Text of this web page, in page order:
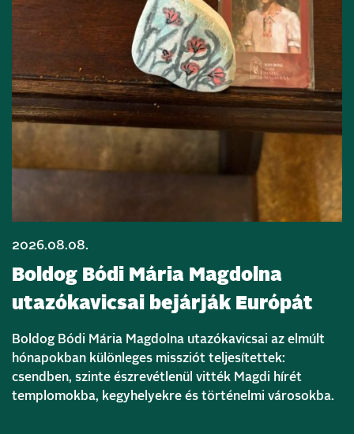
2026.08.08.
Boldog Bódi Mária Magdolna
utazókavicsai bejárják Európát
Boldog Bódi Mária Magdolna utazókavicsai az elmúlt
hónapokban különleges missziót teljesítettek:
csendben, szinte észrevétlenül vitték Magdi hírét
templomokba, kegyhelyekre és történelmi városokba.